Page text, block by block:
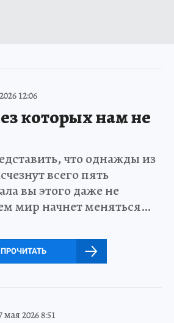
12:06
которых нам не
что однажды из
всего пять
вы этого даже не
мир начнет меняться…
ПРОЧИТАТЬ
мая 2026 8:51